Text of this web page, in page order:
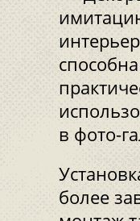
в фото-
более